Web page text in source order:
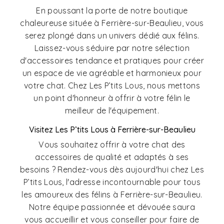
En poussant la porte de notre boutique
chaleureuse située à Ferrière-sur-Beaulieu, vous
serez plongé dans un univers dédié aux félins.
Laissez-vous séduire par notre sélection
d'accessoires tendance et pratiques pour créer
un espace de vie agréable et harmonieux pour
votre chat. Chez Les P’tits Lous, nous mettons
un point d'honneur à offrir à votre félin le
meilleur de l'équipement.
Visitez Les P’tits Lous à Ferrière-sur-Beaulieu
Vous souhaitez offrir à votre chat des
accessoires de qualité et adaptés à ses
besoins ? Rendez-vous dès aujourd'hui chez Les
P’tits Lous, l'adresse incontournable pour tous
les amoureux des félins à Ferrière-sur-Beaulieu.
Notre équipe passionnée et dévouée saura
vous accueillir et vous conseiller pour faire de